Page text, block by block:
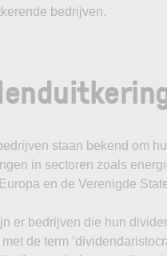
bedrijven.
staan bekend om
in sectoren zoals
en de Verenigde
er bedrijven die hun
de term